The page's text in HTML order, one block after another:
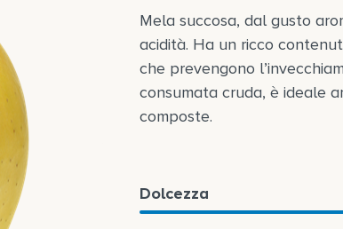
Mela succosa, dal gusto
acidità. Ha un ricco
che prevengono
consumata cruda, è ideale
composte.
Dolcezza